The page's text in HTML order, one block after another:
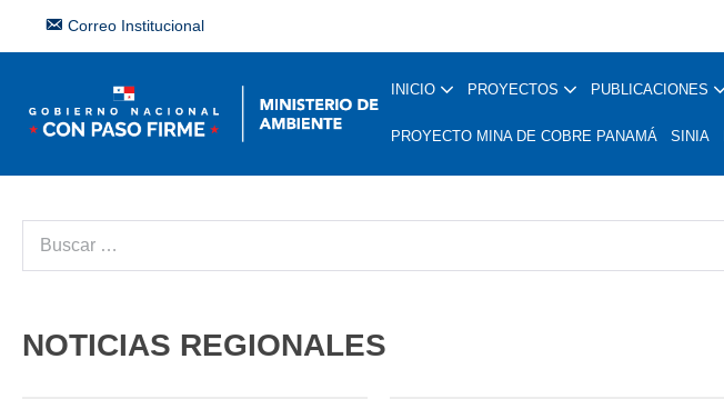
Correo Institucional
INICIO PROYECTOS PUBLICACIONES
PROYECTO MINA DE COBRE PANAMÁ SINIA
NOTICIAS REGIONALES